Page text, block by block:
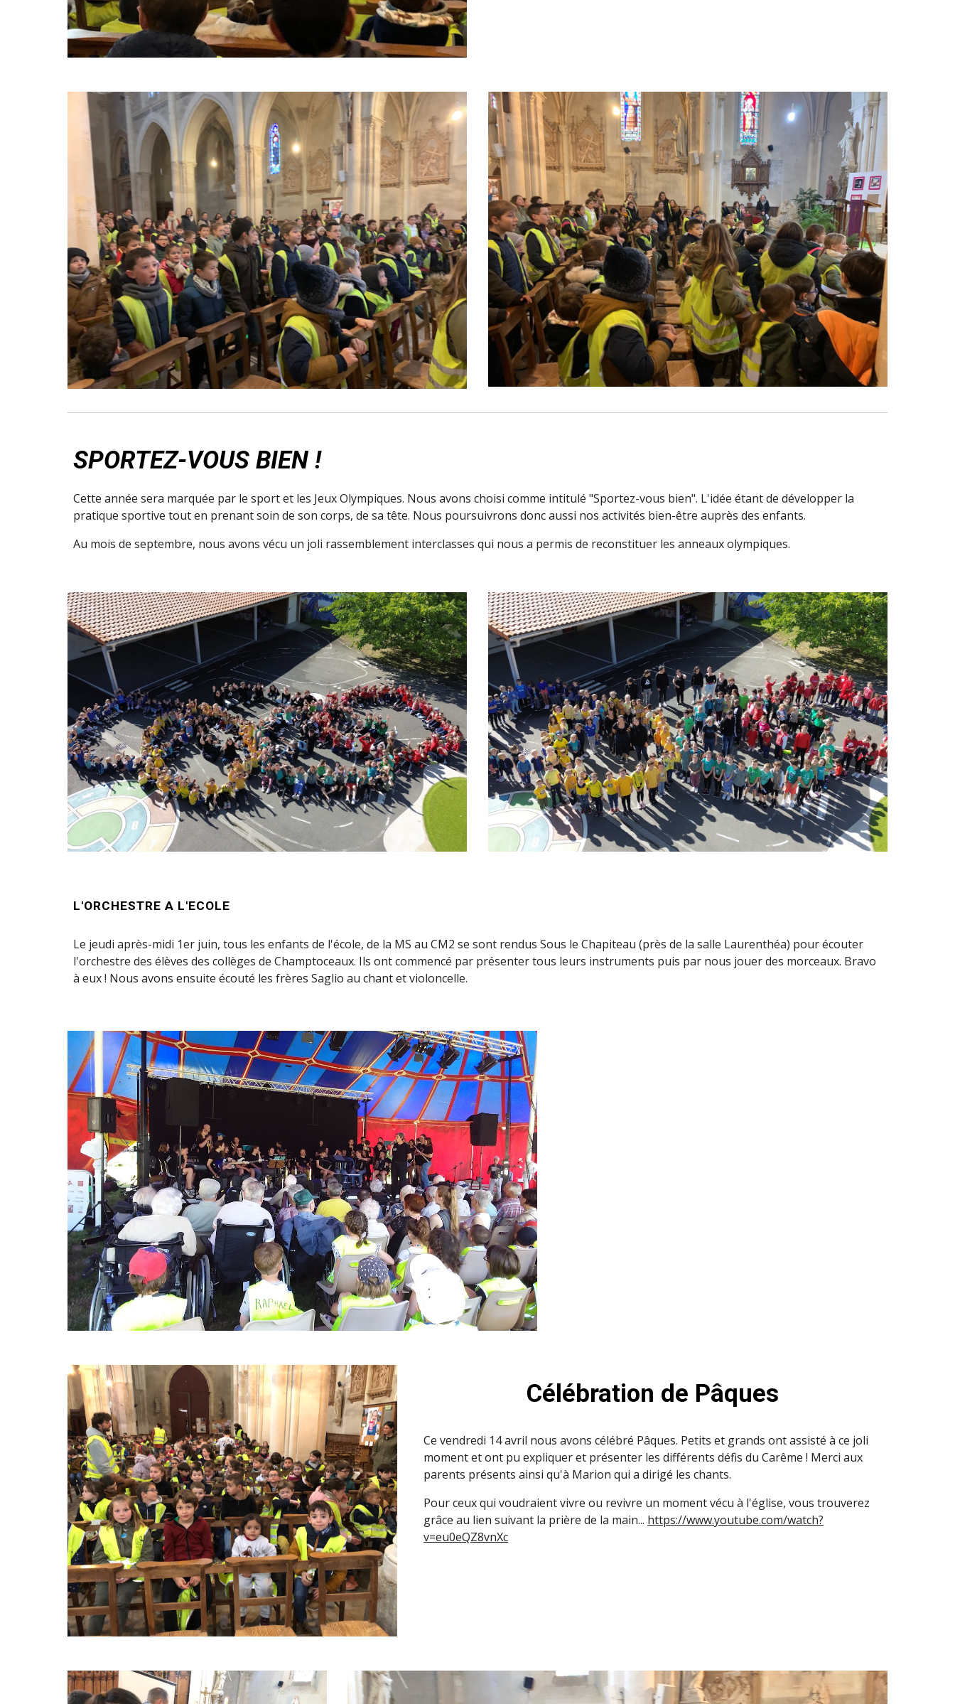
SPORTEZ-VOUS BIEN !
Cette année sera marquée par le sport et les Jeux Olympiques. Nous avons choisi comme intitulé "Sportez-vous bien". L'idée étant de développer la
pratique sportive tout en prenant soin de son corps, de sa tête. Nous poursuivrons donc aussi nos activités bien-être auprès des enfants.
Au mois de septembre, nous avons vécu un joli rassemblement interclasses qui nous a permis de reconstituer les anneaux olympiques.
L'ORCHESTRE A L'ECOLE
Le jeudi après-midi 1er juin, tous les enfants de l'école, de la MS au CM2 se sont rendus Sous le Chapiteau (près de la salle Laurenthéa) pour écouter
l'orchestre des élèves des collèges de Champtoceaux. Ils ont commencé par présenter tous leurs instruments puis par nous jouer des morceaux. Bravo
à eux ! Nous avons ensuite écouté les frères Saglio au chant et violoncelle.
Célébration de Pâques
Ce vendredi 14 avril nous avons célébré Pâques. Petits et grands ont assisté à ce joli
moment et ont pu expliquer et présenter les différents défis du Carême ! Merci aux
parents présents ainsi qu'à Marion qui a dirigé les chants.
Pour ceux qui voudraient vivre ou revivre un moment vécu à l'église, vous trouverez
grâce au lien suivant la prière de la main... https://www.youtube.com/watch?
v=eu0eQZ8vnXc